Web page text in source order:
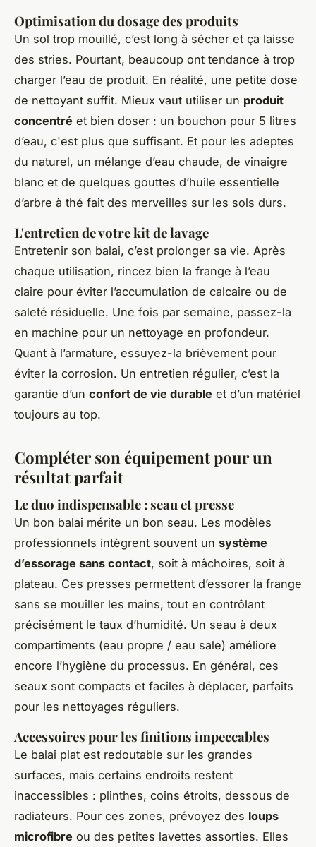
Optimisation du dosage des produits
Un sol trop mouillé, c’est long à sécher et ça laisse
des stries. Pourtant, beaucoup ont tendance à trop
charger l’eau de produit. En réalité, une petite dose
de nettoyant suffit. Mieux vaut utiliser un produit
concentré et bien doser : un bouchon pour 5 litres
d’eau, c'est plus que suffisant. Et pour les adeptes
du naturel, un mélange d’eau chaude, de vinaigre
blanc et de quelques gouttes d’huile essentielle
d’arbre à thé fait des merveilles sur les sols durs.
L'entretien de votre kit de lavage
Entretenir son balai, c’est prolonger sa vie. Après
chaque utilisation, rincez bien la frange à l’eau
claire pour éviter l’accumulation de calcaire ou de
saleté résiduelle. Une fois par semaine, passez-la
en machine pour un nettoyage en profondeur.
Quant à l’armature, essuyez-la brièvement pour
éviter la corrosion. Un entretien régulier, c’est la
garantie d’un confort de vie durable et d’un matériel
toujours au top.
Compléter son équipement pour un
résultat parfait
Le duo indispensable : seau et presse
Un bon balai mérite un bon seau. Les modèles
professionnels intègrent souvent un système
d’essorage sans contact, soit à mâchoires, soit à
plateau. Ces presses permettent d’essorer la frange
sans se mouiller les mains, tout en contrôlant
précisément le taux d’humidité. Un seau à deux
compartiments (eau propre / eau sale) améliore
encore l’hygiène du processus. En général, ces
seaux sont compacts et faciles à déplacer, parfaits
pour les nettoyages réguliers.
Accessoires pour les finitions impeccables
Le balai plat est redoutable sur les grandes
surfaces, mais certains endroits restent
inaccessibles : plinthes, coins étroits, dessous de
radiateurs. Pour ces zones, prévoyez des loups
microfibre ou des petites lavettes assorties. Elles